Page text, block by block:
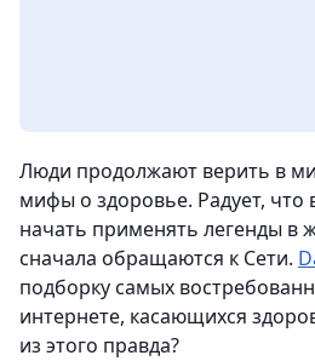
Люди продолжают верить в
мифы о здоровье. Радует,
начать применять легенды в
сначала обращаются к Сети.
подборку самых
интернете, касающихся
из этого правда?